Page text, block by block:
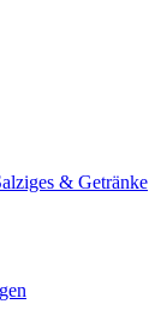
& Getränke